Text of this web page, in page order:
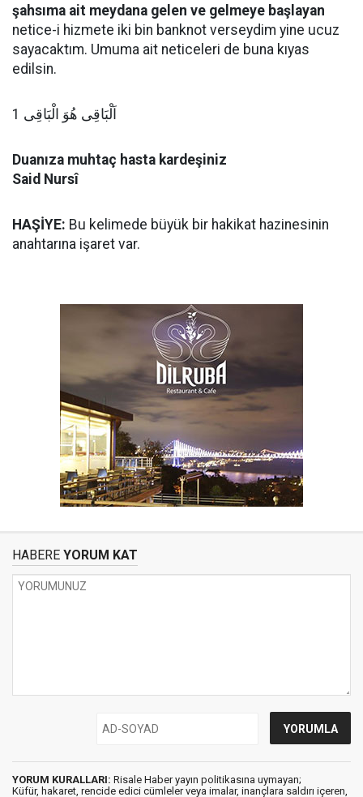
şahsıma ait meydana gelen ve gelmeye başlayan
netice-i hizmete iki bin banknot verseydim yine ucuz
sayacaktım. Umuma ait neticeleri de buna kıyas
edilsin.
اَلْبَاقِى هُوَ الْبَاقِى 1
Duanıza muhtaç hasta kardeşiniz
Said Nursî
HAŞİYE: Bu kelimede büyük bir hakikat hazinesinin
anahtarına işaret var.
HABERE YORUM KAT
YORUM KURALLARI: Risale Haber yayın politikasına uymayan;
Küfür, hakaret, rencide edici cümleler veya imalar, inançlara saldırı içeren,